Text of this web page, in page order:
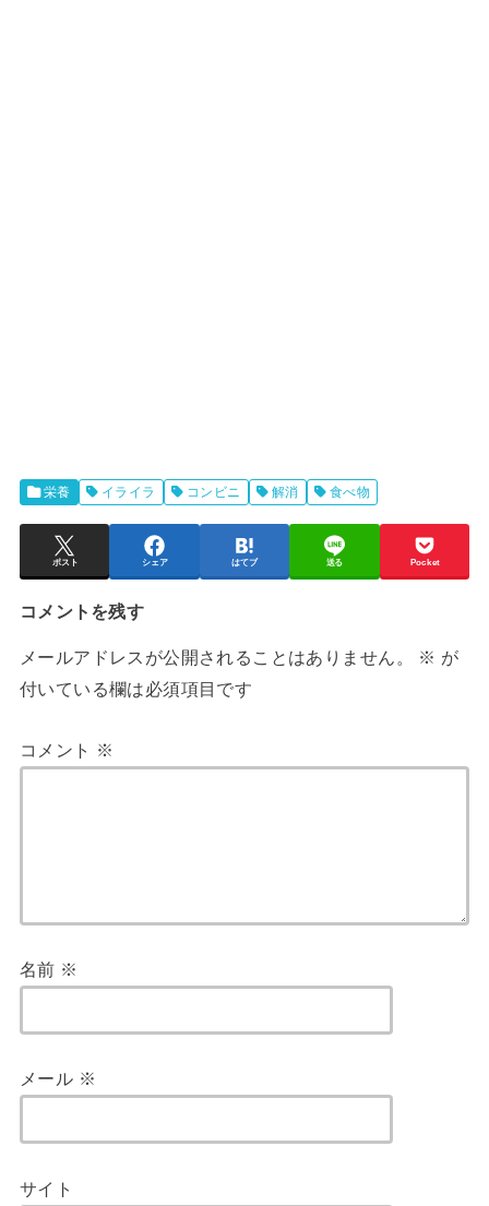
栄養 イライラ コンビニ 解消 食べ物
ポスト シェア はてブ 送る Pocket
コメントを残す
メールアドレスが公開されることはありません。 ※ が
付いている欄は必須項目です
コメント ※
名前 ※
メール ※
サイト